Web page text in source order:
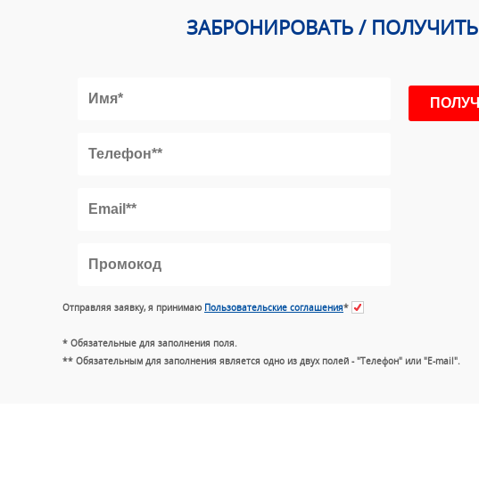
ЗАБРОНИРОВАТЬ /
Отправляя заявку, я принимаю Пользовательские соглашения*
* Обязательные для заполнения поля.
** Обязательным для заполнения является одно из двух полей - "Телефон" или "E-mail".